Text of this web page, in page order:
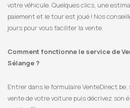
votre véhicule. Quelques clics, une
paiement et le tour est joué ! Nos
jours pour vous faciliter la vente.
Comment fonctionne le service de
Sélange ?
Entrer dans le formulaire
vente de votre voiture puis décrivez son